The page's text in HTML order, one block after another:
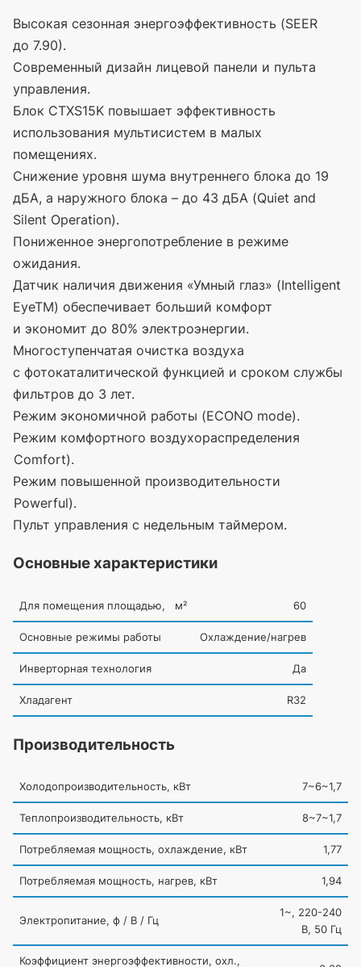
Высокая сезонная энергоэффективность (SEER
до 7.90).
Современный дизайн лицевой панели и пульта
управления.
Блок CTXS15K повышает эффективность
использования мультисистем в малых
помещениях.
Снижение уровня шума внутреннего блока до 19
дБА, а наружного блока – до 43 дБА (Quiet and
Silent Operation).
Пониженное энергопотребление в режиме
ожидания.
Датчик наличия движения «Умный глаз» (Intelligent
EyeTM) обеспечивает больший комфорт
и экономит до 80% электроэнергии.
Многоступенчатая очистка воздуха
с фотокаталитической функцией и сроком службы
фильтров до 3 лет.
Режим экономичной работы (ECONO mode).
Режим комфортного воздухораспределения
(Comfort).
Режим повышенной производительности
(Powerful).
Пульт управления с недельным таймером.
Основные характеристики
Для помещения площадью, м² 60
Основные режимы работы Охлаждение/нагрев
Инверторная технология Да
Хладагент R32
Производительность
Холодопроизводительность, кВт 7~6~1,7
Теплопроизводительность, кВт 8~7~1,7
Потребляемая мощность, охлаждение, кВт 1,77
Потребляемая мощность, нагрев, кВт 1,94
Электропитание, ф / В / Гц
1~, 220-240
В, 50 Гц
Коэффициент энергоэффективности, охл.,